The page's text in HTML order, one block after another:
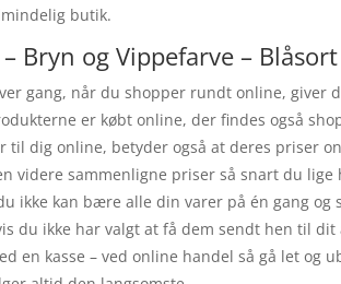
butik.
Bryn og Vippefarve –
gang, når du shopper rundt online,
er købt online, der findes også
til dig online, betyder også at deres priser
videre sammenligne priser så snart du
ikke kan bære alle din varer på én gang
du ikke har valgt at få dem sendt hen til
en kasse – ved online handel så gå let